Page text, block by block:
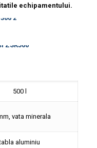
echipamentului.
500 l
vata minerala
aluminiu